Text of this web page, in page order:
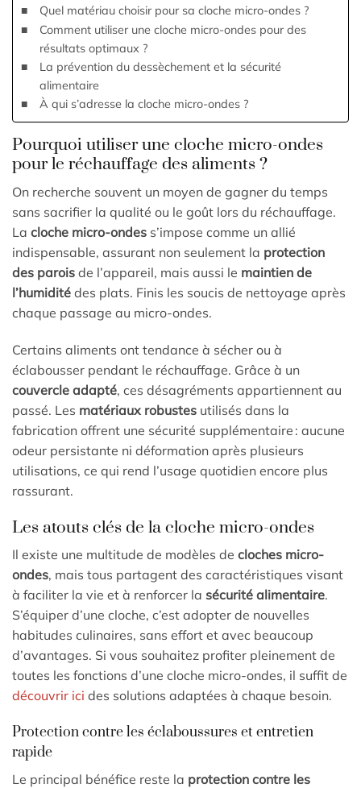
Quel matériau choisir pour sa cloche micro-ondes ?
Comment utiliser une cloche micro-ondes pour des
résultats optimaux ?
La prévention du dessèchement et la sécurité
alimentaire
À qui s’adresse la cloche micro-ondes ?
Pourquoi utiliser une cloche micro-ondes
pour le réchauffage des aliments ?
On recherche souvent un moyen de gagner du temps
sans sacrifier la qualité ou le goût lors du réchauffage.
La cloche micro-ondes s’impose comme un allié
indispensable, assurant non seulement la protection
des parois de l’appareil, mais aussi le maintien de
l’humidité des plats. Finis les soucis de nettoyage après
chaque passage au micro-ondes.
Certains aliments ont tendance à sécher ou à
éclabousser pendant le réchauffage. Grâce à un
couvercle adapté, ces désagréments appartiennent au
passé. Les matériaux robustes utilisés dans la
fabrication offrent une sécurité supplémentaire : aucune
odeur persistante ni déformation après plusieurs
utilisations, ce qui rend l’usage quotidien encore plus
rassurant.
Les atouts clés de la cloche micro-ondes
Il existe une multitude de modèles de cloches micro-
ondes, mais tous partagent des caractéristiques visant
à faciliter la vie et à renforcer la sécurité alimentaire.
S’équiper d’une cloche, c’est adopter de nouvelles
habitudes culinaires, sans effort et avec beaucoup
d’avantages. Si vous souhaitez profiter pleinement de
toutes les fonctions d’une cloche micro-ondes, il suffit de
découvrir ici des solutions adaptées à chaque besoin.
Protection contre les éclaboussures et entretien
rapide
Le principal bénéfice reste la protection contre les